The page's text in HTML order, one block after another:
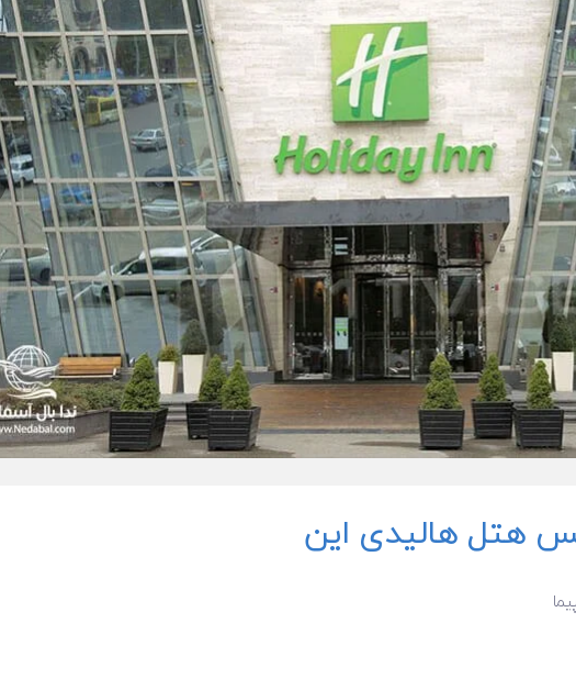
هتل هالیدی این
کارشناس تور تفلیس
کارشناس تور تفلیس